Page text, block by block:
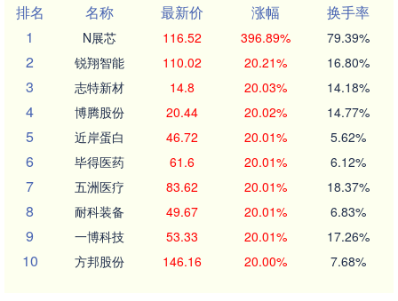
排名
名称 最新价 涨幅
换手率
1
N展芯 116.52 396.89% 79.39%
2 锐翔智能 110.02 20.21% 16.80%
3 志特新材 14.8 20.03% 14.18%
4 博腾股份 20.44 20.02% 14.77%
5 近岸蛋白 46.72 20.01% 5.62%
6 毕得医药 61.6 20.01% 6.12%
7 五洲医疗 83.62 20.01% 18.37%
8 耐科装备 49.67 20.01% 6.83%
9 一博科技 53.33 20.01% 17.26%
10 方邦股份 146.16 20.00% 7.68%